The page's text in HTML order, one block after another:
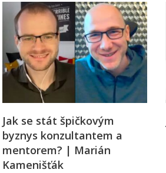
Jak se stát špičkovým
byznys konzultantem a
mentorem? | Marián
Kamenišťák